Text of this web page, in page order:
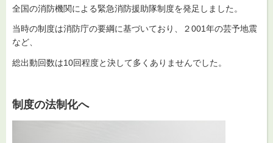
全国の消防機関による緊急消防援助隊制度を発足しました。
当時の制度は消防庁の要綱に基づいており、２001年の芸予地震
など、
総出動回数は10回程度と決して多くありませんでした。
制度の法制化へ